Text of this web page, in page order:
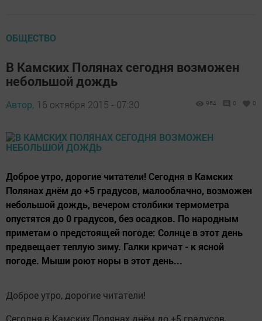
ОБЩЕСТВО
В Камских Полянах сегодня возможен
небольшой дождь
Автор, 16 октября 2015 - 07:30 964 0 0
Доброе утро, дорогие читатели! Сегодня в Камских
Полянах днём до +5 градусов, малооблачно, возможен
небольшой дождь, вечером столбики термометра
опустятся до 0 градусов, без осадков. По народным
приметам о предстоящей погоде: Солнце в этот день
предвещает теплую зиму. Галки кричат - к ясной
погоде. Мыши роют норы в этот день...
Доброе утро, дорогие читатели!